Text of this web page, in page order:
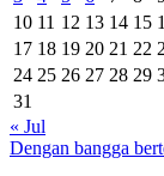
10 11 12 13 14 15
17 18 19 20 21 22
24 25 26 27 28 29
31
« Jul
Dengan bangga